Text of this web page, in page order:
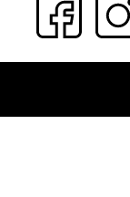
Subscribe